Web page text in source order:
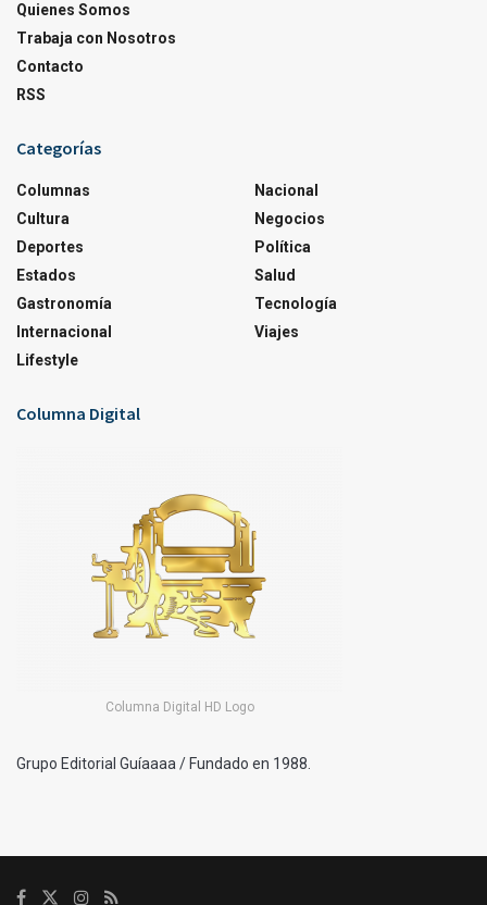
Quienes Somos
Trabaja con Nosotros
Contacto
RSS
Categorías
Columnas
Cultura
Deportes
Estados
Gastronomía
Internacional
Lifestyle
Nacional
Negocios
Política
Salud
Tecnología
Viajes
Columna Digital
Columna Digital HD Logo
Grupo Editorial Guíaaaa / Fundado en 1988.